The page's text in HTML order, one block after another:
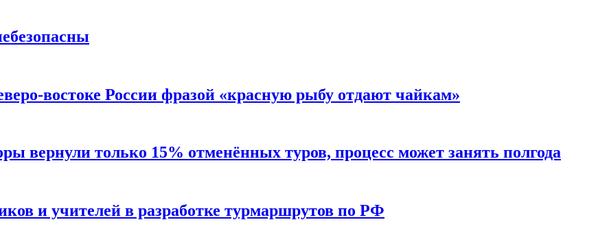
востоке России фразой «красную рыбу отдают чайкам»
вернули только 15% отменённых туров, процесс может занять полгода
и учителей в разработке турмаршрутов по РФ